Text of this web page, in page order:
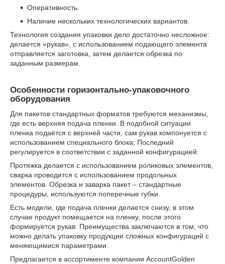
Оперативность.
Наличие нескольких технологических вариантов.
Технология создания упаковки дело достаточно несложное:
делается «рукав», с использованием подающего элемента
отправляется заготовка, затем делается обрезка по
заданным размерам.
Особенности горизонтально-упаковочного
оборудования
Для пакетов стандартных форматов требуются механизмы,
где есть верхняя подача пленки. В подобной ситуации
пленка подаётся с верхней части, сам рукав компонуется с
использованием специального блока; Последний
регулируется в соответствии с заданной конфигурацией.
Протяжка делается с использованием роликовых элементов,
сварка проводится с использованием продольных
элементов. Обрезка и заварка пакет – стандартные
процедуры, используются поперечные губки.
Есть модели, где подача пленки делается снизу, в этом
случае продукт помещается на пленку, после этого
формируется рукав. Преимущества заключаются в том, что
можно делать упаковку продукции сложных конфигураций с
меняющимися параметрами.
Предлагается в ассортименте компании AccountGolden